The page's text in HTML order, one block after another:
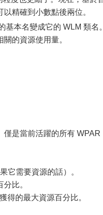
精確到小數點後兩位。
本名變成它的 WLM 類名。
的資源使用量。
是當前活躍的所有 WPAR
它需要資源的話）。
比。
的最大資源百分比。